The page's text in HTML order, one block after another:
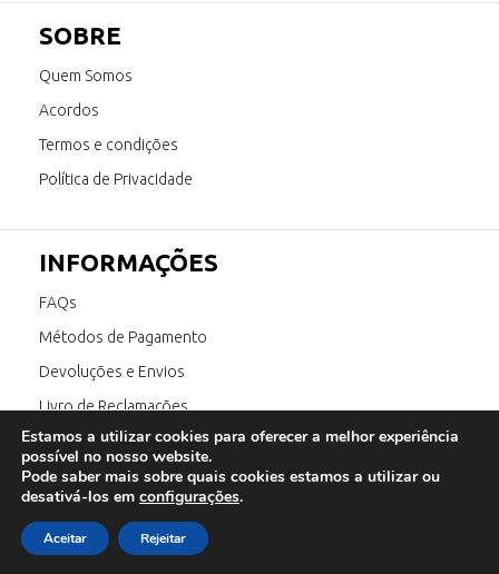
SOBRE
Quem Somos
Acordos
Termos e condições
Política de Privacidade
INFORMAÇÕES
FAQs
Métodos de Pagamento
Devoluções e Envios
Livro de Reclamações
Canal de Denúncia
SIGA-NOS
Estamos a utilizar cookies para oferecer a melhor experiência
possível no nosso website.
Pode saber mais sobre quais cookies estamos a utilizar ou
desativá-los em configurações.
Aceitar Rejeitar